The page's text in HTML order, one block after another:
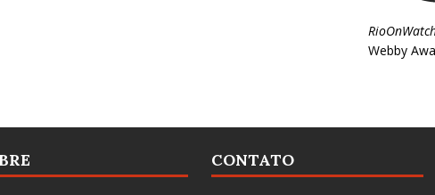
Webby
CONTATO